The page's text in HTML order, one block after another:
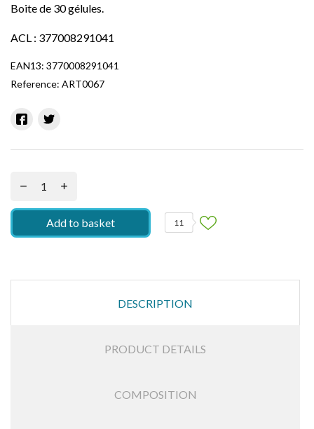
Boitede 30 gélules.
ACL : 377008291041
EAN13: 3770008291041
Reference: ART0067
Add to basket 11
DESCRIPTION
PRODUCT DETAILS
COMPOSITION